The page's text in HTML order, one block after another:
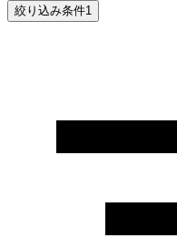
絞り込み条件1